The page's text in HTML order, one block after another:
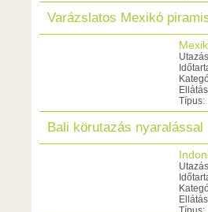
Varázslatos Mexikó
Típus:
Bali körutazás nyaralással